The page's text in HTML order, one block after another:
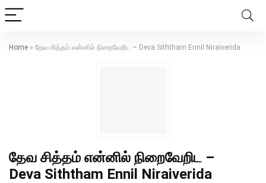
Home » தேவ சித்தம் என்னில் நிறைவேறிட – Deva Siththam Ennil Niraiverida
தேவ சித்தம் என்னில் நிறைவேறிட –
Deva Siththam Ennil Niraiverida